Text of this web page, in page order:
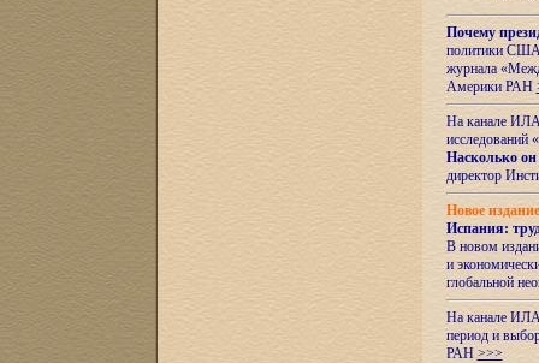
Почему
политики США
журнала
Америки РАН
На канале ИЛА
исследований «
Насколько он
директор
Новое
Испания:
В новом
и
глобальной
На канале
период и
РАН >>>